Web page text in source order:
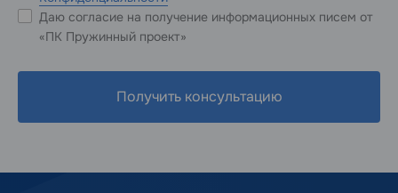
Даю согласие на получение информационных писем от
«ПК Пружинный проект»
Получить консультацию